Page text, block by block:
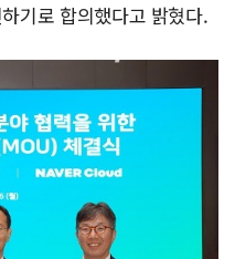
기로 합의했다고 밝혔다.